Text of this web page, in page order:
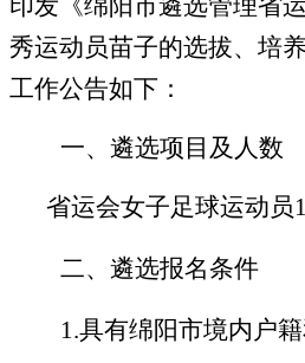
印发《绵阳市遴选管理省
秀运动员苗子的选拔、培
工作公告如下：
一、遴选项目及人数
省运会女子足球运动员1
二、遴选报名条件
1.具有绵阳市境内户